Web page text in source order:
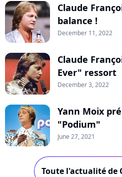
Claude
balance !
December 11, 2022
Claude
Ever" ressort
December 3, 2022
Yann Moix
"Podium"
June 27, 2021
Toute l'actualité de